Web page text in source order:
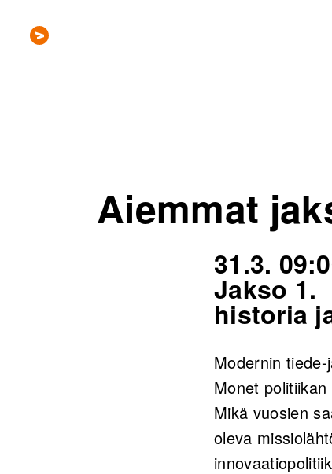
Aiemmat
31.3.
Jakso 1.
historia
Modernin
Monet
Mikä vuosien
oleva